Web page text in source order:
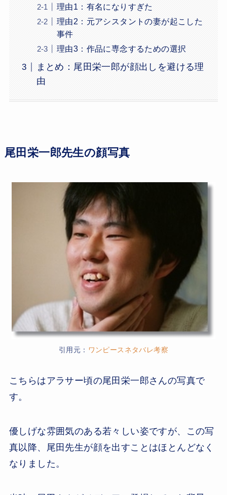
理由1：有名になりすぎた
理由2：元アシスタントの妻が起こした
事件
理由3：作品に専念するための選択
まとめ：尾田栄一郎が顔出しを避ける理
由
尾田栄一郎先生の顔写真
引用元： ワンピースネタバレ考察
こちらはアラサー頃の尾田栄一郎さんの写真で
す。
優しげな雰囲気のある若々しい姿ですが、この写
真以降、尾田先生が顔を出すことはほとんどなく
なりました。